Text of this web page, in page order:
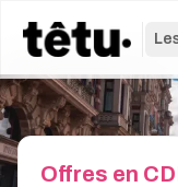
Offres en